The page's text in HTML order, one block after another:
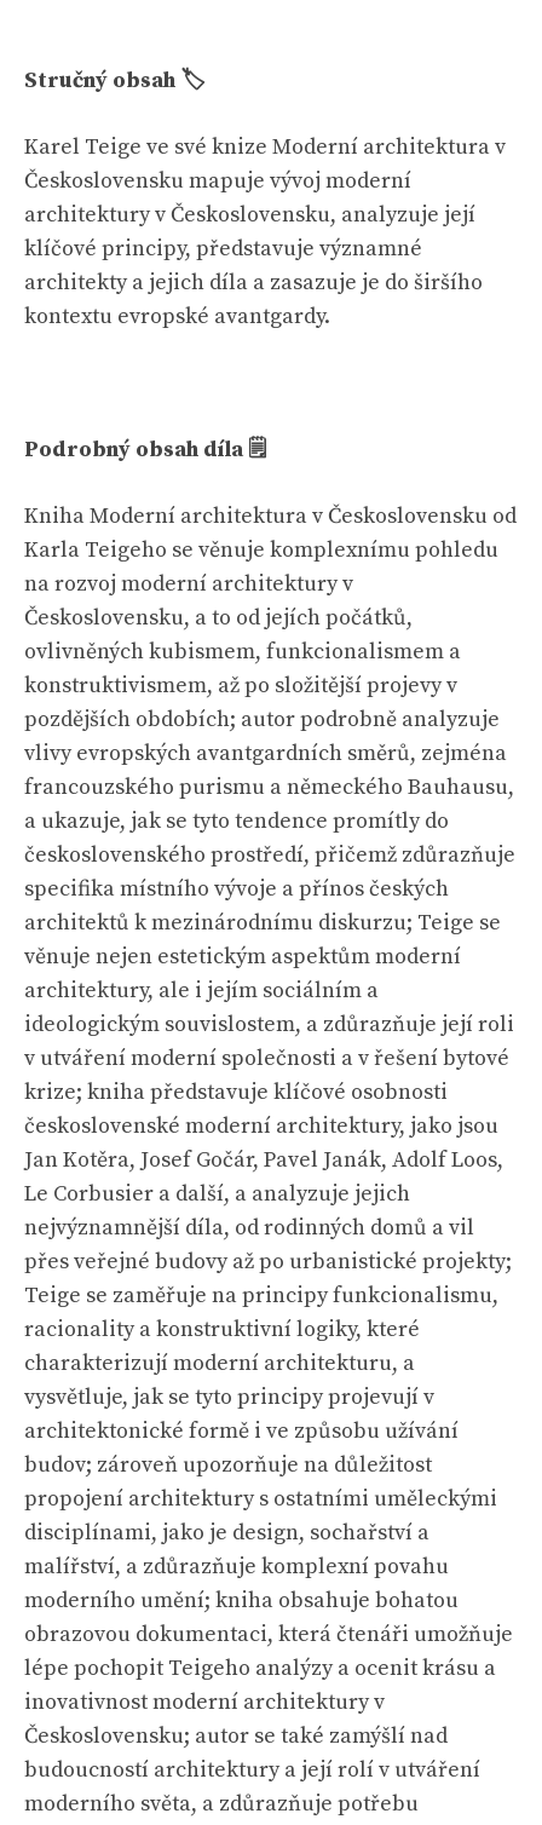
Stručný obsah 🏷
Karel Teige ve své knize Moderní architektura v
Československu mapuje vývoj moderní
architektury v Československu, analyzuje její
klíčové principy, představuje významné
architekty a jejich díla a zasazuje je do širšího
kontextu evropské avantgardy.
Podrobný obsah díla 🗒
Kniha Moderní architektura v Československu od
Karla Teigeho se věnuje komplexnímu pohledu
na rozvoj moderní architektury v
Československu, a to od jejích počátků,
ovlivněných kubismem, funkcionalismem a
konstruktivismem, až po složitější projevy v
pozdějších obdobích; autor podrobně analyzuje
vlivy evropských avantgardních směrů, zejména
francouzského purismu a německého Bauhausu,
a ukazuje, jak se tyto tendence promítly do
československého prostředí, přičemž zdůrazňuje
specifika místního vývoje a přínos českých
architektů k mezinárodnímu diskurzu; Teige se
věnuje nejen estetickým aspektům moderní
architektury, ale i jejím sociálním a
ideologickým souvislostem, a zdůrazňuje její roli
v utváření moderní společnosti a v řešení bytové
krize; kniha představuje klíčové osobnosti
československé moderní architektury, jako jsou
Jan Kotěra, Josef Gočár, Pavel Janák, Adolf Loos,
Le Corbusier a další, a analyzuje jejich
nejvýznamnější díla, od rodinných domů a vil
přes veřejné budovy až po urbanistické projekty;
Teige se zaměřuje na principy funkcionalismu,
racionality a konstruktivní logiky, které
charakterizují moderní architekturu, a
vysvětluje, jak se tyto principy projevují v
architektonické formě i ve způsobu užívání
budov; zároveň upozorňuje na důležitost
propojení architektury s ostatními uměleckými
disciplínami, jako je design, sochařství a
malířství, a zdůrazňuje komplexní povahu
moderního umění; kniha obsahuje bohatou
obrazovou dokumentaci, která čtenáři umožňuje
lépe pochopit Teigeho analýzy a ocenit krásu a
inovativnost moderní architektury v
Československu; autor se také zamýšlí nad
budoucností architektury a její rolí v utváření
moderního světa, a zdůrazňuje potřebu